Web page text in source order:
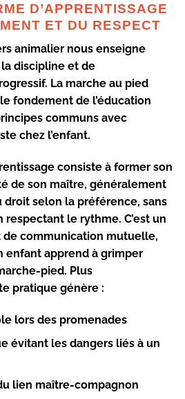
D’APPRENTISSAGE
ET DU RESPECT
animalier nous enseigne
la discipline et de
La marche au pied
fondement de l’éducation
communs avec
chez l’enfant.
consiste à former son
de son maître, généralement
droit selon la préférence, sans
le rythme. C’est un
communication mutuelle,
enfant apprend à grimper
pied. Plus
pratique génère :
lors des promenades
évitant les dangers liés à un
lien maître-compagnon